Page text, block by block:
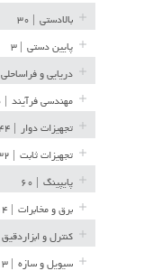
بالادستی
پایین دستی
دریایی و فراساحلی
مهندسی فرآیند
تجهیزات دوار
تجهیزات ثابت
پایپینگ
برق و مخابرات
کنترل و ابزاردقیق
سیویل و سازه